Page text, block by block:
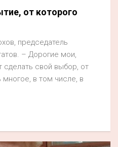
от которого
председатель
– Дорогие мои,
сделать свой выбор, от
многое, в том числе, в